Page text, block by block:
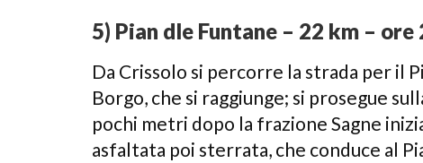
5) Pian dle Funtane – 22 km –
Da Crissolo si percorre la strada per il
Borgo, che si raggiunge; si prosegue
pochi metri dopo la frazione Sagne
asfaltata poi sterrata, che conduce al